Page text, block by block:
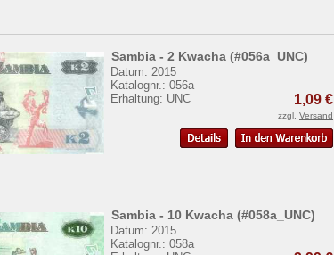
Sambia - 2 Kwacha (#056a_UNC)
Datum: 2015
Katalognr.: 056a
Erhaltung: UNC
1,09 €
zzgl. Versand
Sambia - 10 Kwacha (#058a_UNC)
Datum: 2015
Katalognr.: 058a